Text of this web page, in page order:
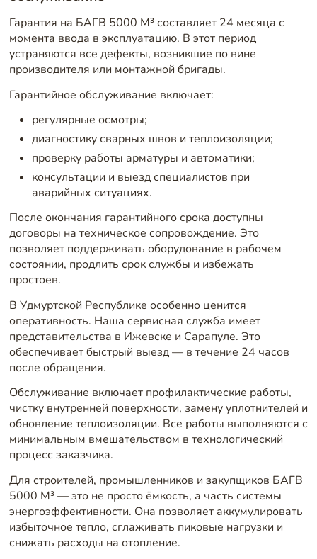
Гарантия на БАГВ 5000 М³ составляет 24 месяца с
момента ввода в эксплуатацию. В этот период
устраняются все дефекты, возникшие по вине
производителя или монтажной бригады.
Гарантийное обслуживание включает:
регулярные осмотры;
диагностику сварных швов и теплоизоляции;
проверку работы арматуры и автоматики;
консультации и выезд специалистов при
аварийных ситуациях.
После окончания гарантийного срока доступны
договоры на техническое сопровождение. Это
позволяет поддерживать оборудование в рабочем
состоянии, продлить срок службы и избежать
простоев.
В Удмуртской Республике особенно ценится
оперативность. Наша сервисная служба имеет
представительства в Ижевске и Сарапуле. Это
обеспечивает быстрый выезд — в течение 24 часов
после обращения.
Обслуживание включает профилактические работы,
чистку внутренней поверхности, замену уплотнителей и
обновление теплоизоляции. Все работы выполняются с
минимальным вмешательством в технологический
процесс заказчика.
Для строителей, промышленников и закупщиков БАГВ
5000 М³ — это не просто ёмкость, а часть системы
энергоэффективности. Она позволяет аккумулировать
избыточное тепло, сглаживать пиковые нагрузки и
снижать расходы на отопление.